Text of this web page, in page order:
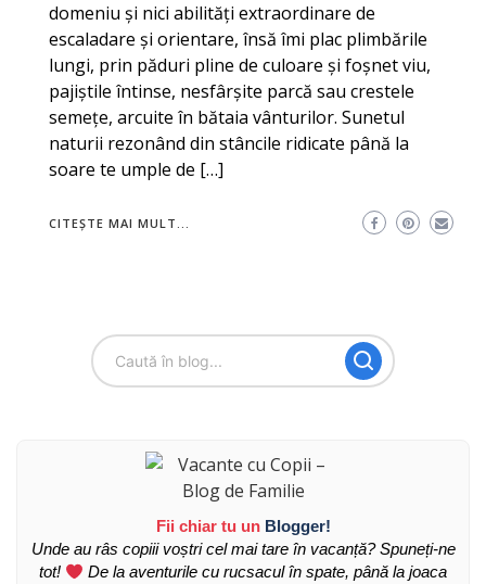
domeniu și nici abilități extraordinare de
escaladare și orientare, însă îmi plac plimbările
lungi, prin păduri pline de culoare și foșnet viu,
pajiștile întinse, nesfârșite parcă sau crestele
semețe, arcuite în bătaia vânturilor. Sunetul
naturii rezonând din stâncile ridicate până la
soare te umple de […]
CITEȘTE MAI MULT...
Fii chiar tu un Blogger!
Unde au râs copiii voștri cel mai tare în vacanță? Spuneți-ne
tot!
De la aventurile cu rucsacul în spate, până la joaca